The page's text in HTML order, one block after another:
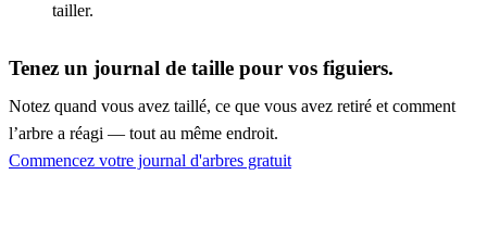
tailler.
Tenez un journal de taille pour vos figuiers.
Notez quand vous avez taillé, ce que vous avez retiré et comment
l’arbre a réagi — tout au même endroit.
Commencez votre journal d'arbres gratuit